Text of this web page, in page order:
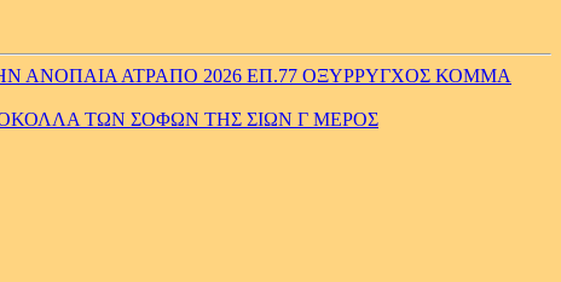
ΑΝΟΠΑΙΑ ΑΤΡΑΠΟ 2026 ΕΠ.77 ΟΞΥΡΡΥΓΧΟΣ ΚΟΜΜΑ
ΤΩΝ ΣΟΦΩΝ ΤΗΣ ΣΙΩΝ Γ ΜΕΡΟΣ